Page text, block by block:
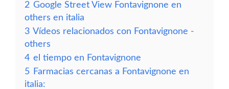
2 Google Street View Fontavignone en
others en italia
3 Vídeos relacionados con Fontavignone -
others
4 el tiempo en Fontavignone
5 Farmacias cercanas a Fontavignone en
italia: